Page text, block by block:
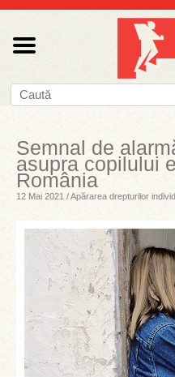
Semnal de
asupra copilului
România
12 Mai 2021 / Apărarea drepturilor